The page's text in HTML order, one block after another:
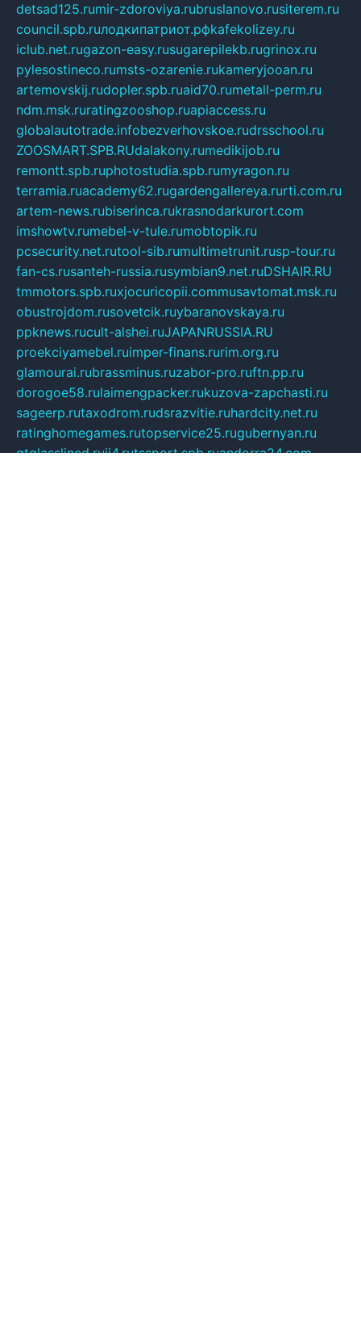
detsad125.rumir-zdoroviya.rubruslanovo.rusiterem.ru
council.spb.ruлодкипатриот.рфkafekolizey.ru
iclub.net.rugazon-easy.rusugarepilekb.rugrinox.ru
pylesostineco.rumsts-ozarenie.rukameryjooan.ru
artemovskij.rudopler.spb.ruaid70.rumetall-perm.ru
ndm.msk.ruratingzooshop.ruapiaccess.ru
globalautotrade.infobezverhovskoe.rudrsschool.ru
ZOOSMART.SPB.RUdalakony.rumedikijob.ru
remontt.spb.ruphotostudia.spb.rumyragon.ru
terramia.ruacademy62.rugardengallereya.rurti.com.ru
artem-news.rubiserinca.rukrasnodarkurort.com
imshowtv.rumebel-v-tule.rumobtopik.ru
pcsecurity.net.rutool-sib.rumultimetrunit.rusp-tour.ru
fan-cs.rusanteh-russia.rusymbian9.net.ruDSHAIR.RU
tmmotors.spb.ruxjocuricopii.commusavtomat.msk.ru
obustrojdom.rusovetcik.ruybaranovskaya.ru
ppknews.rucult-alshei.ruJAPANRUSSIA.RU
proekciyamebel.ruimper-finans.rurim.org.ru
glamourai.rubrassminus.ruzabor-pro.ruftn.pp.ru
dorogoe58.rulaimengpacker.rukuzova-zapchasti.ru
sageerp.rutaxodrom.rudsrazvitie.ruhardcity.net.ru
ratinghomegames.rutopservice25.rugubernyan.ru
gtglasslined.ruii4.rutssport.spb.ruandorra24.com